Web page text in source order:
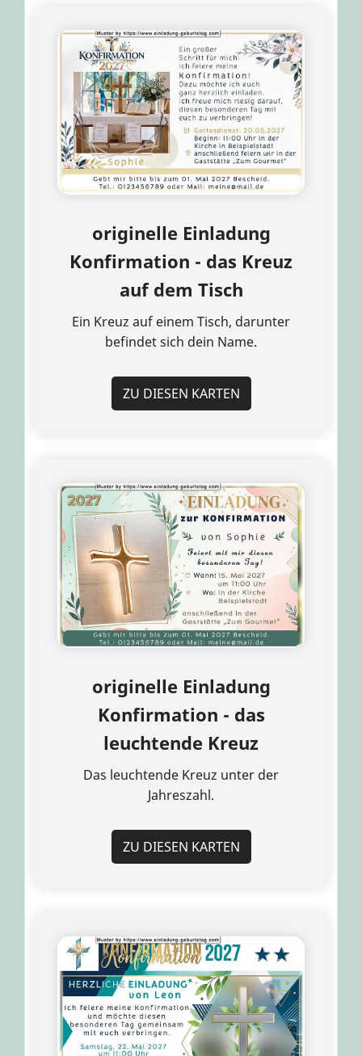
originelle Einladung
Konfirmation - das Kreuz
auf dem Tisch
Ein Kreuz auf einem Tisch, darunter
befindet sich dein Name.
ZU DIESEN KARTEN
originelle Einladung
Konfirmation - das
leuchtende Kreuz
Das leuchtende Kreuz unter der
Jahreszahl.
ZU DIESEN KARTEN